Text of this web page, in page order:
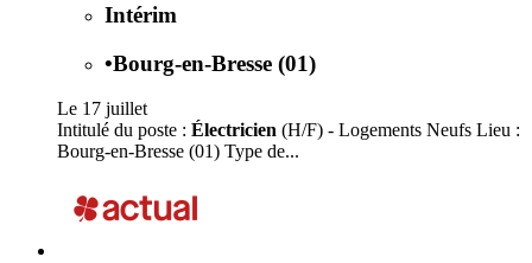
Intérim
•Bourg-en-Bresse (01)
Le 17 juillet
Intitulé du poste : Électricien (H/F) - Logements Neufs Lieu :
Bourg-en-Bresse (01) Type de...